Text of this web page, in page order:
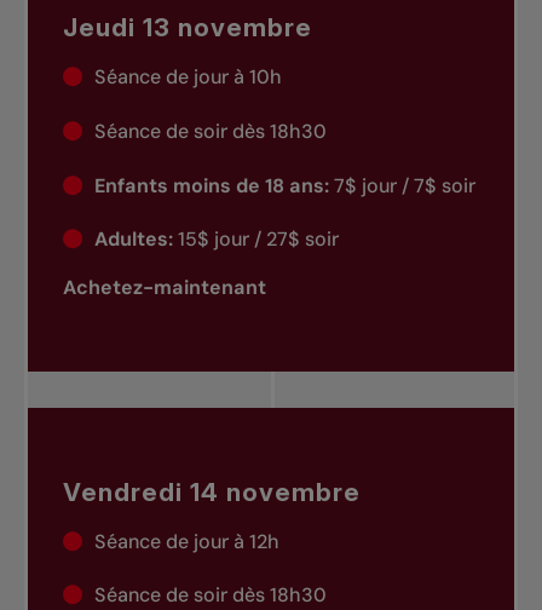
Jeudi 13 novembre
Séance de jour à 10h
Séance de soir dès 18h30
Enfants moins de 18 ans:7$ jour / 7$ soir
Adultes:15$ jour / 27$ soir
Achetez-maintenant
Vendredi 14 novembre
Séance de jour à 12h
Séance de soir dès 18h30